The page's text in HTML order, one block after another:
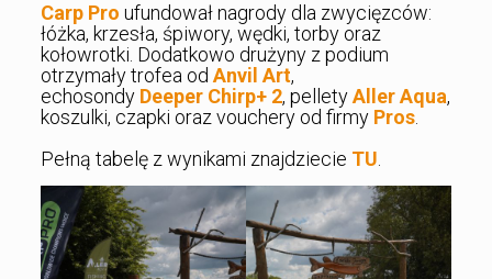
Carp Pro ufundował nagrody dla zwycięzców:
łóżka, krzesła, śpiwory, wędki, torby oraz
kołowrotki. Dodatkowo drużyny z podium
otrzymały trofea odAnvil Art,
echosondy Deeper Chirp+ 2, pelletyAller Aqua,
koszulki, czapki oraz vouchery od firmy Pros.
Pełną tabelę z wynikami znajdziecie TU.